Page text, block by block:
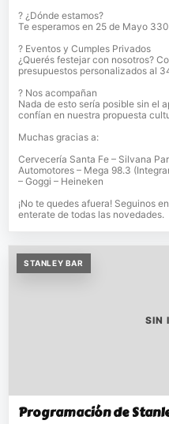
? ¿Dónde estamos?
Te esperamos en 25 de Mayo
? Eventos y Cumples Privados
¿Querés festejar con nosotros?
presupuestos personalizados al
? Nos acompañan
Nada de esto sería posible sin el
confían en nuestra propuesta
Muchas gracias a:
Cervecería Santa Fe – Silvana
Automotores – Mega 98.3
– Goggi – Heineken
¡No te quedes afuera! Seguinos
enterate de todas las novedades.
STANLEY BAR
SIN
Programación de